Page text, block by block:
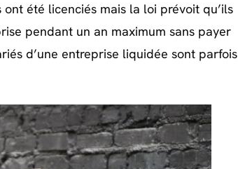
été licenciés mais la loi prévoit qu’ils
pendant un an maximum sans payer
d’une entreprise liquidée sont parfois